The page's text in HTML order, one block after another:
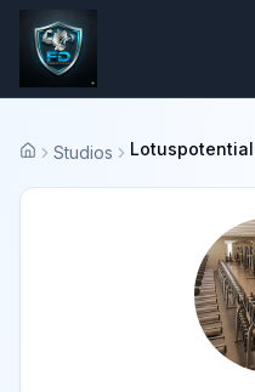
Startseite
Studios